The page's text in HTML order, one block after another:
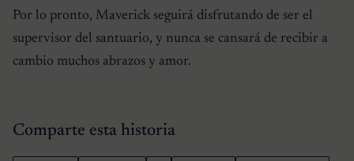
Por lo pronto, Maverick seguirá disfrutando de ser el
supervisor del santuario, y nunca se cansará de recibir a
cambio muchos abrazos y amor.
Comparte esta historia